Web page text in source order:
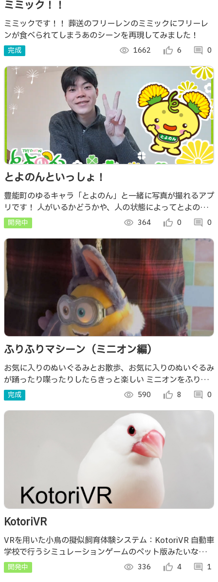
ミミック！！
ミミックです！！ 葬送のフリーレンのミミックにフリーレ
ンが食べられてしまうあのシーンを再現してみました！
完成 visibility 1662 thumb_up_alt 6 comment 0
とよのんといっしょ！
豊能町のゆるキャラ「とよのん」と一緒に写真が撮れるアプ
リです！ 人がいるかどうかや、人の状態によってとよのん
が変化します。 あなたが一緒にポーズを取れば、とよのん
も喜ぶかも？？？？？
開発中 visibility 364 thumb_up_alt 0 comment 0
ふりふりマシーン（ミニオン編）
お気に入りのぬいぐるみとお散歩、お気に入りのぬいぐるみ
が踊ったり喋ったりしたらきっと楽しい ミニオンをふりふ
りしてみました。
完成 visibility 590 thumb_up_alt 8 comment 0
KotoriVR
VRを用いた小鳥の擬似飼育体験システム：KotoriVR 自動車
学校で行うシミュレーションゲームのペット版みたいなもの
で，買（飼）う前に基礎的な知識を身につけてもらうことを
目的としています．
開発中 visibility 336 thumb_up_alt 4 comment 1